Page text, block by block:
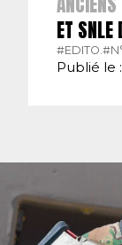
ET SNLE
#EDITO.
Publié le